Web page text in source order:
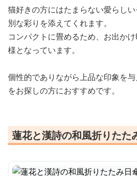
猫好きの方にはたまらない愛らし
別な彩りを添えてくれます。
コンパクトに畳めるため、お出か
様となっています。
個性的でありながら上品な印象を
をお探しの方におすすめです。
蓮花と漢詩の和風折りたた